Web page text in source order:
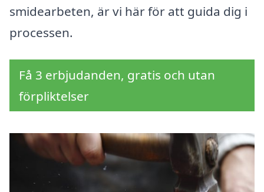
smidearbeten, är vi här för att guida dig i
processen.
Få 3 erbjudanden, gratis och utan
förpliktelser